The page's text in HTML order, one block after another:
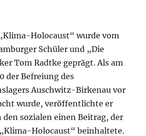
Holocaust“ wurde vom
Schüler und „Die
Tom Radtke geprägt. Als am
der Befreiung des
Auschwitz-Birkenau vor
wurde, veröffentlichte er
den sozialen einen Beitrag, der
Holocaust“ beinhaltete.